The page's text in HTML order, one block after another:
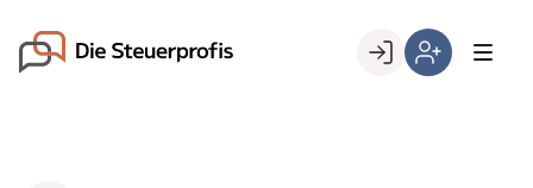
content
Go to landing page.